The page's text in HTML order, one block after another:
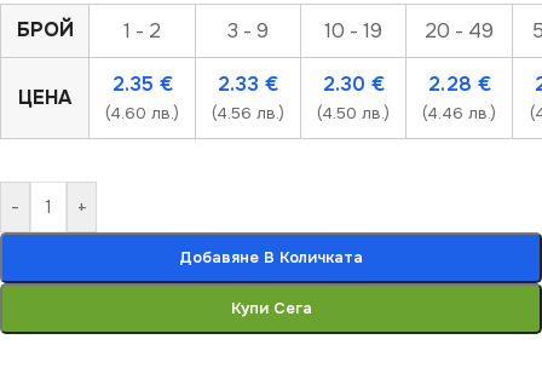
БРОЙ 1 - 2 3 - 9 10 - 19 20 - 49
ЦЕНА
2.35 €
(4.60 лв.)
2.33 €
(4.56 лв.)
2.30 €
(4.50 лв.)
2.28 €
(4.46 лв.)
- +
Добавяне В Количката
Купи Сега